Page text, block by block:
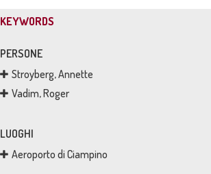
KEYWORDS
PERSONE
Stroyberg, Annette
Vadim, Roger
LUOGHI
Aeroporto di Ciampino